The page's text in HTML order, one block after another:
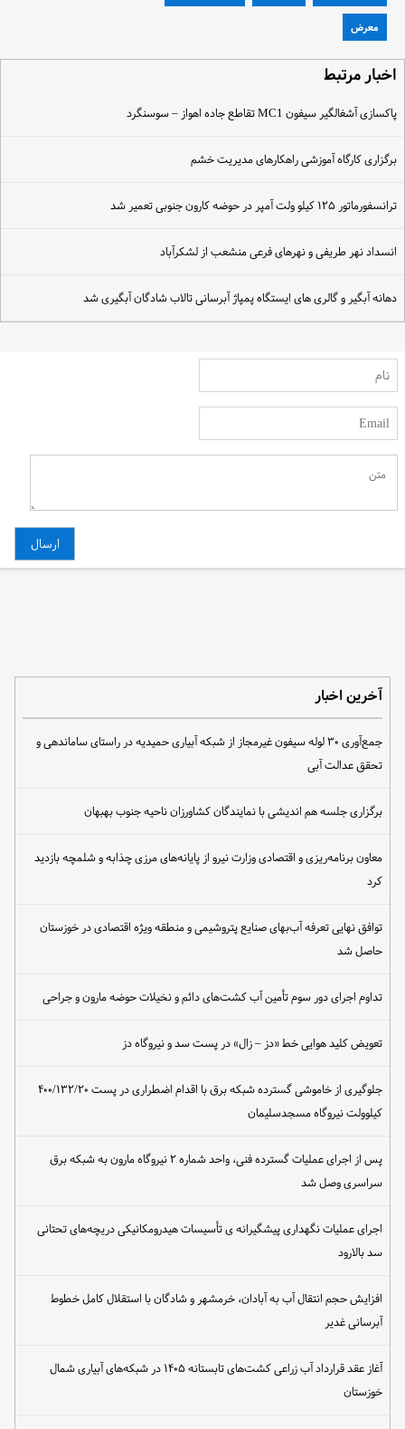
معرض
اخبار مرتبط
پاکسازی آشغالگیر سیفون MC1 تقاطع جاده اهواز – سوسنگرد
برگزاری کارگاه آموزشی راهکارهای مدیریت خشم
ترانسفورماتور ۱۲۵ کیلو ولت آمپر در حوضه کارون جنوبی تعمیر شد
انسداد نهر طریفی و نهرهای فرعی منشعب از لشکرآباد
دهانه آبگیر و گالری های ایستگاه پمپاژ آبرسانی تالاب شادگان آبگیری شد
آخرین اخبار
جمع‌آوری ۳۰ لوله سیفون غیرمجاز از شبکه آبیاری حمیدیه در راستای ساماندهی و
تحقق عدالت آبی
برگزاری جلسه هم اندیشی با نمایندگان کشاورزان ناحیه جنوب بهبهان
معاون برنامه‌ریزی و اقتصادی وزارت نیرو از پایانه‌های مرزی چذابه و شلمچه بازدید
کرد
توافق نهایی تعرفه آب‌بهای صنایع پتروشیمی و منطقه ویژه اقتصادی در خوزستان
حاصل شد
تداوم اجرای دور سوم تأمین آب کشت‌های دائم و نخیلات حوضه مارون و جراحی
تعویض کلید هوایی خط «دز – زال» در پست سد و نیروگاه دز
جلوگیری از خاموشی گسترده شبکه برق با اقدام اضطراری در پست ۴۰۰/۱۳۲/۲۰
کیلوولت نیروگاه مسجدسلیمان
پس از اجرای عملیات گسترده فنی، واحد شماره ۲ نیروگاه مارون به شبکه برق
سراسری وصل شد
اجرای عملیات نگهداری پیشگیرانه ی تأسیسات هیدرومکانیکی دریچه‌های تحتانی
سد بالارود
افزایش حجم انتقال آب به آبادان، خرمشهر و شادگان با استقلال کامل خطوط
آبرسانی غدیر
آغاز عقد قرارداد آب زراعی کشت‌های تابستانه ۱۴۰۵ در شبکه‌های آبیاری شمال
خوزستان